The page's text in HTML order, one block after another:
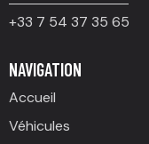
+33 7 54 37 35 65
NAVIGATION
Accueil
Véhicules